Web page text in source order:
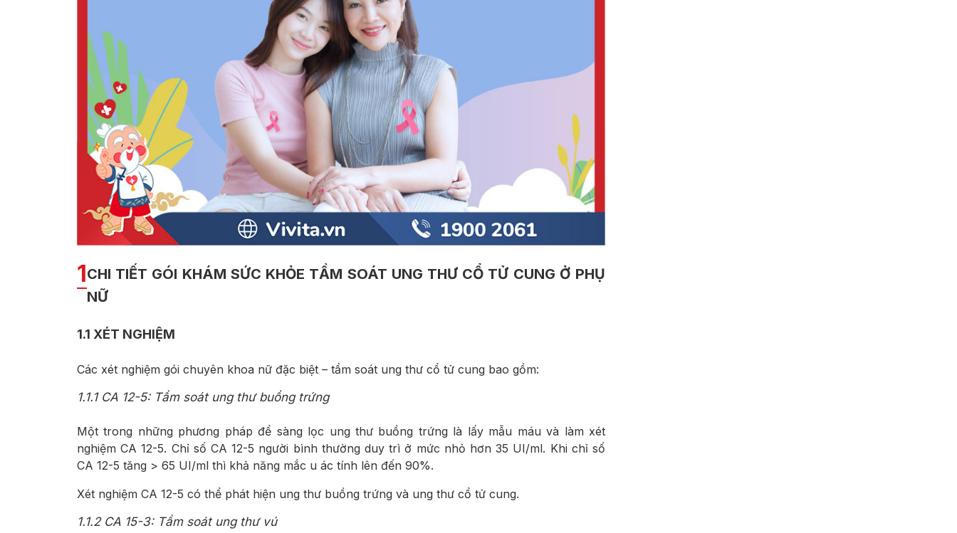
1CHI TIẾT GÓI KHÁM SỨC KHỎE TẦM SOÁT UNG THƯ CỔ TỬ CUNG Ở PHỤ
NỮ
1.1 XÉT NGHIỆM
Các xét nghiệm gói chuyên khoa nữ đặc biệt – tầm soát ung thư cổ tử cung bao gồm:
1.1.1 CA 12-5: Tầm soát ung thư buồng trứng
Một trong những phương pháp để sàng lọc ung thư buồng trứng là lấy mẫu máu và làm xét
nghiệm CA 12-5. Chỉ số CA 12-5 người bình thường duy trì ở mức nhỏ hơn 35 UI/ml. Khi chỉ số
CA 12-5 tăng > 65 UI/ml thì khả năng mắc u ác tính lên đến 90%.
Xét nghiệm CA 12-5 có thể phát hiện ung thư buồng trứng và ung thư cổ tử cung.
1.1.2 CA 15-3: Tầm soát ung thư vú